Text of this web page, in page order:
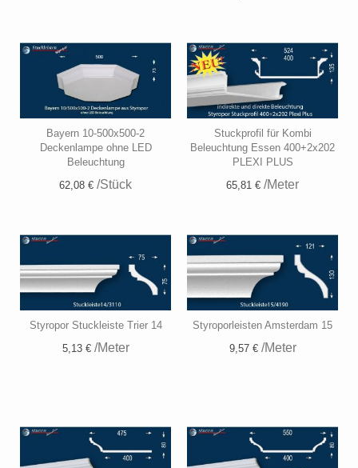
Bayern 10-500x500-2
Deckenlampe ohne LED
Beleuchtung
62,08 € /Stück
Stuckprofil für Kombi
Beleuchtung Essen 400+2x202
PLEXI PLUS
65,81 € /Meter
Styropor Stuckleiste Trier 14
5,13 €/Meter
Styroporleisten Amsterdam 15
9,57 €/Meter